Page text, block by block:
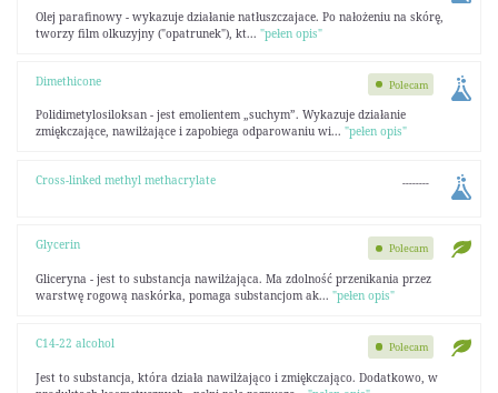
Olej parafinowy - wykazuje działanie natłuszczajace. Po nałożeniu na skórę,
tworzy film olkuzyjny ("opatrunek"), kt... "pełen opis"
Dimethicone
Polidimetylosiloksan - jest emolientem „suchym”. Wykazuje działanie
zmiękczające, nawilżające i zapobiega odparowaniu wi... "pełen opis"
Polecam
Cross-linked methyl methacrylate --------
Glycerin
Gliceryna - jest to substancja nawilżająca. Ma zdolność przenikania przez
warstwę rogową naskórka, pomaga substancjom ak... "pełen opis"
Polecam
C14-22 alcohol
Jest to substancja, która działa nawilżająco i zmiękczająco. Dodatkowo, w
Polecam